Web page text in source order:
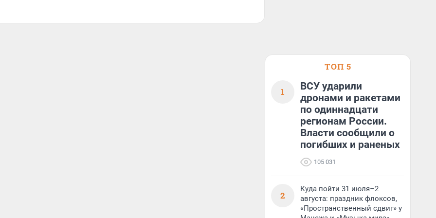
ТОП 5
1
ВСУ ударили
дронами и ракетами
по одиннадцати
регионам России.
Власти сообщили о
погибших и раненых
105 031
2
Куда пойти 31 июля–2
августа: праздник флоксов,
«Пространственный сдвиг» у